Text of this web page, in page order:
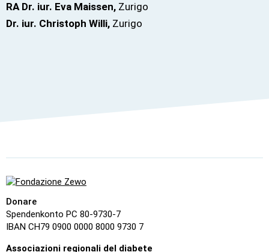
RA Dr. iur. Eva Maissen, Zurigo
Dr. iur. Christoph Willi, Zurigo
Donare
Spendenkonto PC 80-9730-7
IBAN CH79 0900 0000 8000 9730 7
Associazioni regionali del diabete